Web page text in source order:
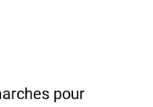
pour